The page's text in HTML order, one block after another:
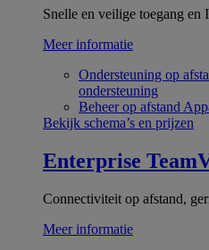
Snelle en veilige toegang en
Meer informatie
Ondersteuning op
ondersteuning
Beheer op afstand
Bekijk schema’s en prijzen
Enterprise
Connectiviteit op afstand,
Meer informatie